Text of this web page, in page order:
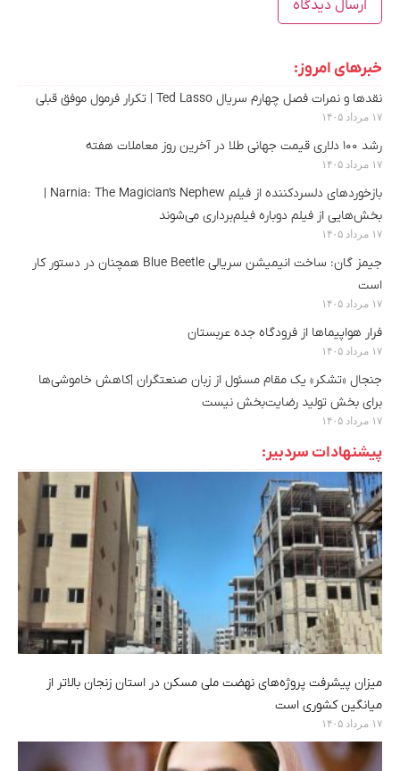
خبرهای امروز:
نقدها و نمرات فصل چهارم سریال Ted Lasso | تکرار فرمول موفق قبلی
۱۷ مرداد ۱۴۰۵
رشد ۱۰۰ دلاری قیمت جهانی طلا در آخرین روز معاملات هفته
۱۷ مرداد ۱۴۰۵
بازخوردهای دلسردکننده از فیلم Narnia: The Magician’s Nephew |
بخش‌هایی از فیلم دوباره فیلم‌برداری می‌شوند
۱۷ مرداد ۱۴۰۵
جیمز گان: ساخت انیمیشن سریالی Blue Beetle همچنان در دستور کار
است
۱۷ مرداد ۱۴۰۵
فرار هواپیماها از فرودگاه جده عربستان
۱۷ مرداد ۱۴۰۵
جنجال «تشکر» یک مقام مسئول از زبان صنعتگران |کاهش خاموشی‌ها
برای بخش تولید رضایت‌بخش نیست
۱۷ مرداد ۱۴۰۵
پیشنهادات سردبیر:
میزان پیشرفت پروژه‌های نهضت ملی مسکن در استان زنجان بالاتر از
میانگین کشوری است
۱۷ مرداد ۱۴۰۵